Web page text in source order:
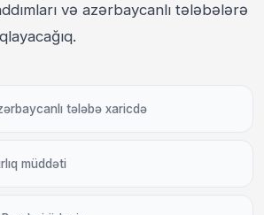
və azərbaycanlı tələbələrə
tələbə xaricdə
müddəti